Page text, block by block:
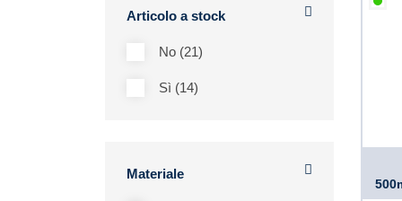
Articolo a stock
No (21)
Sì (14)
Materiale